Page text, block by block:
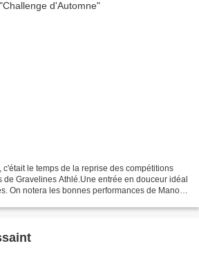
le temps de la reprise des compétitions
de Gravelines Athlé.Une entrée en douceur idéal
On notera les bonnes performances de Manon